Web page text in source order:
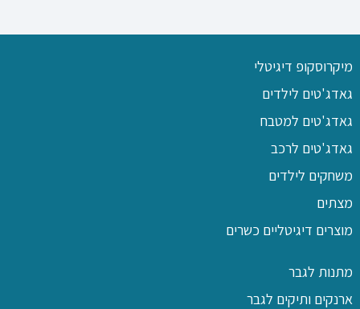
עד
מיקרוסקופ דיגיטלי
גאדג'טים לילדים
גאדג'טים למטבח
גאדג'טים לרכב
משחקים לילדים
מצתים
מוצרים דיגיטליים כשרים
מתנות לגבר
ארנקים ותיקים לגבר